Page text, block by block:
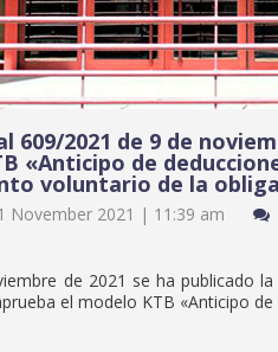
609/2021 de 9 de
«Anticipo de
voluntario de la
November 2021 | 11:39 am
de 2021 se ha publicado
el modelo KTB «Anticipo